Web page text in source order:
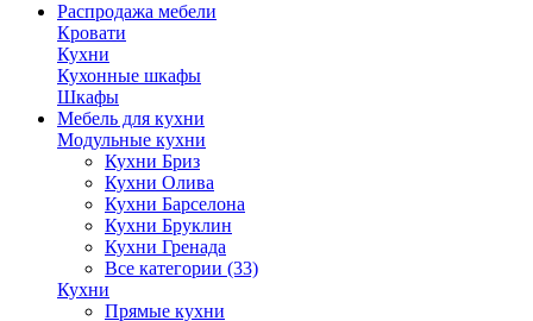
Распродажа мебели
Кровати
Кухни
Кухонные шкафы
Шкафы
Мебель для кухни
Модульные кухни
Кухни Бриз
Кухни Олива
Кухни Барселона
Кухни Бруклин
Кухни Гренада
Все категории (33)
Кухни
Прямые кухни